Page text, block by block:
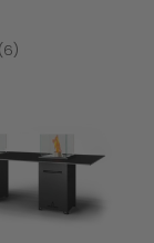
(6)